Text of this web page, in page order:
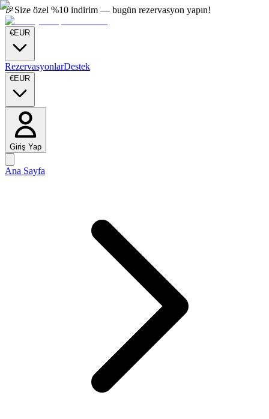
🎉Size özel %10 indirim — bugün rezervasyon yapın!
€EUR
RezervasyonlarDestek
€EUR
Giriş Yap
Ana Sayfa